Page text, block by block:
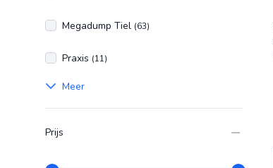
Megadump Tiel (63)
Praxis (11)
Meer
Prijs